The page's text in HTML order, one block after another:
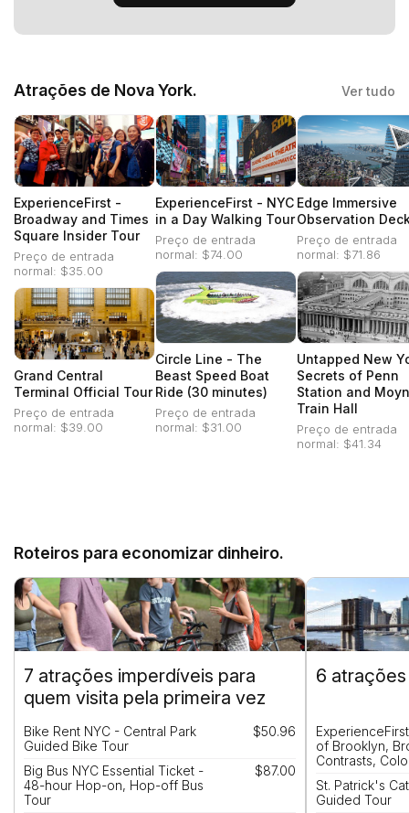
Atrações de Nova York. Ver tudo
ExperienceFirst -
Broadway and Times
Square Insider Tour
Preço de entrada
normal: $35.00
Grand Central
Terminal Official Tour
Preço de entrada
normal: $39.00
ExperienceFirst - NYC
in a Day Walking Tour
Preço de entrada
normal: $74.00
Circle Line - The
Beast Speed Boat
Ride (30 minutes)
Preço de entrada
normal: $31.00
Edge Immersive
Observation
Preço de entrada
normal: $71.86
Untapped New
Secrets of Penn
Station and
Train Hall
Preço de entrada
normal: $41.34
Roteiros para economizar dinheiro.
7 atrações imperdíveis para
quem visita pela primeira vez
Bike Rent NYC - Central Park
Guided Bike Tour
$50.96
Big Bus NYC Essential Ticket -
48-hour Hop-on, Hop-off Bus
Tour
$87.00
6
of Brooklyn,
Contrasts,
St. Patrick's
Guided Tour